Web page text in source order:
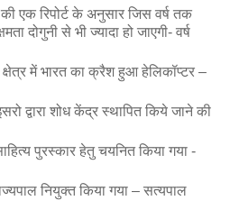
एक रिपोर्ट के अनुसार जिस वर्ष तक
दोगुनी से भी ज्यादा हो जाएगी- वर्ष
में भारत का क्रैश हुआ हेलिकॉप्टर –
द्वारा शोध केंद्र स्थापित किये जाने की
पुरस्कार हेतु चयनित किया गया -
नियुक्त किया गया – सत्यपाल